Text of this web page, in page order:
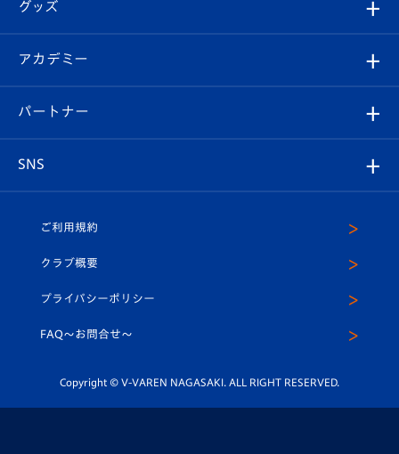
チケット
イベント
メディア
ホームタウン
スタッフプロフィール
マスコット紹介
平和祈念活動
ホームタウン活動
Revive Team
ヴィヴィくんの長崎おもてなしガイド
フォトギャラリー
スタジアムグルメ
V-LOVERS（ファンクラブ）
プレイヤーズスイート
グッズ
オンラインショップ
店舗情報
アカデミー
育成からのお知らせ
U-18
スクール
パートナー
SNS
ヴィヴィくんインスタグラム
公式LINE＠
ご利用規約
クラブ概要
プライバシーポリシー
FAQ〜お問合せ〜
Copyright © V-VAREN NAGASAKI. ALL RIGHT RESERVED.